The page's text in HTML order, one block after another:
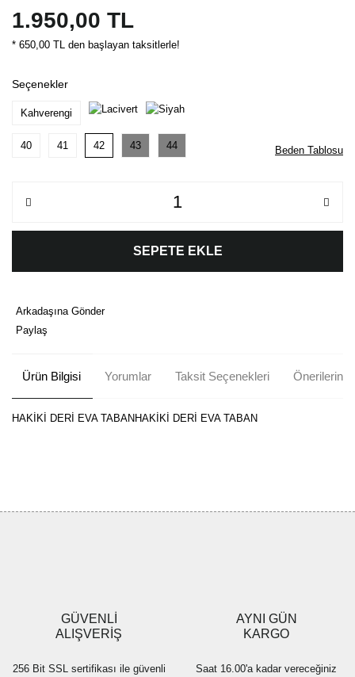
1.950,00 TL
* 650,00 TL den başlayan taksitlerle!
Seçenekler
Kahverengi
40 41 42 43 44 Beden Tablosu
SEPETE EKLE
Arkadaşına Gönder
Paylaş
Ürün Bilgisi Yorumlar Taksit Seçenekleri Önerileriniz
HAKİKİ DERİ EVA TABANHAKİKİ DERİ EVA TABAN
Ürün fiyatı diğer sitelerden daha pahalı.
Bu ürüne benzer farklı alternatifler olmalı.
GÜVENLİ
ALIŞVERİŞ
256 Bit SSL sertifikası ile güvenli
AYNI GÜN
KARGO
Saat 16.00'a kadar vereceğiniz